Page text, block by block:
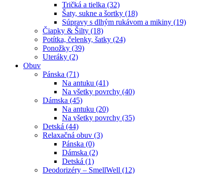
Tričká a tielka (32)
Šaty, sukne a šortky (18)
Súpravy s dlhým rukávom a mikiny (19)
Čiapky & Šilty (18)
Potítka, čelenky, šatky (24)
Ponožky (39)
Uteráky (2)
Obuv
Pánska (71)
Na antuku (41)
Na všetky povrchy (40)
Dámska (45)
Na antuku (20)
Na všetky povrchy (35)
Detská (44)
Relaxačná obuv (3)
Pánska (0)
Dámska (2)
Detská (1)
Deodorizéry – SmellWell (12)